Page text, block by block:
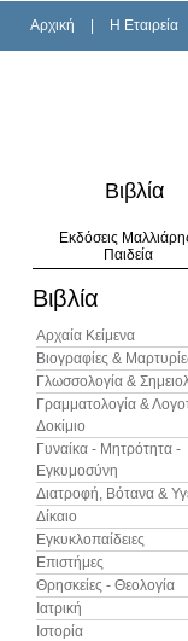
Αρχική H Εταιρεία
Βιβλία
Εκδόσεις
Παιδεία
Βιβλία
Αρχαία Κείμενα
Βιογραφίες &
Γλωσσολογία &
Γραμματολογία &
Δοκίμιο
Γυναίκα - Μητρότητα -
Εγκυμοσύνη
Διατροφή, Βότανα &
Δίκαιο
Εγκυκλοπαίδειες
Επιστήμες
Θρησκείες - Θεολογία
Ιατρική
Ιστορία